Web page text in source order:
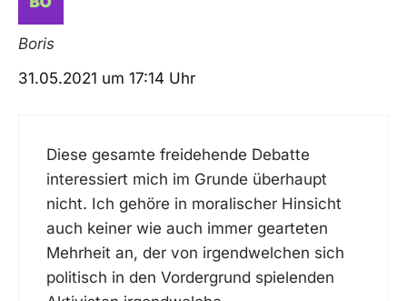
Boris
31.05.2021 um 17:14 Uhr
Diese gesamte freidehende Debatte
interessiert mich im Grunde überhaupt
nicht. Ich gehöre in moralischer Hinsicht
auch keiner wie auch immer gearteten
Mehrheit an, der von irgendwelchen sich
politisch in den Vordergrund spielenden